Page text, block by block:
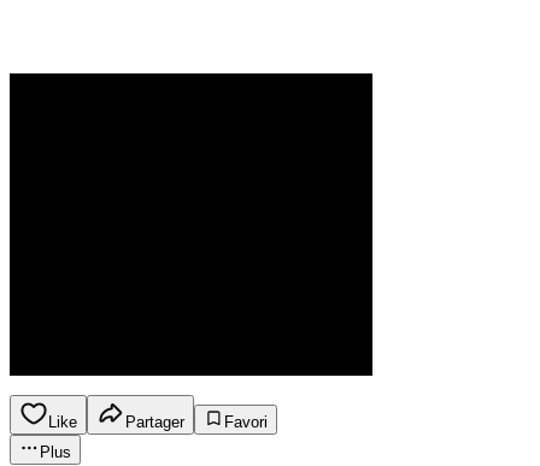
Like Partager
Favori
Plus